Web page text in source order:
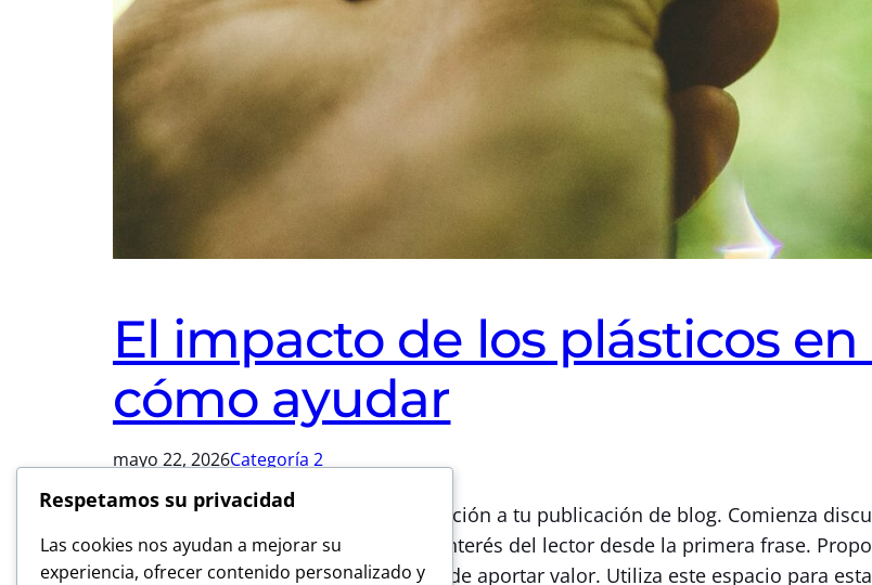
El impacto de los plásticos en
cómo ayudar
mayo 22, 2026Categoría 2
Este párrafo sirve como una introducción a tu publicación de blog. Comienza
abordar, asegurándote de captar el interés del lector desde la primera frase.
este tema es importante y cómo puede aportar valor. Utiliza este espacio para
Respetamos su privacidad
Las cookies nos ayudan a mejorar su
experiencia, ofrecer contenido personalizado y